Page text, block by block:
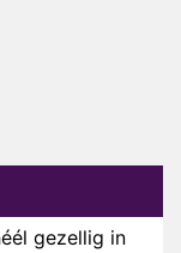
gezellig in